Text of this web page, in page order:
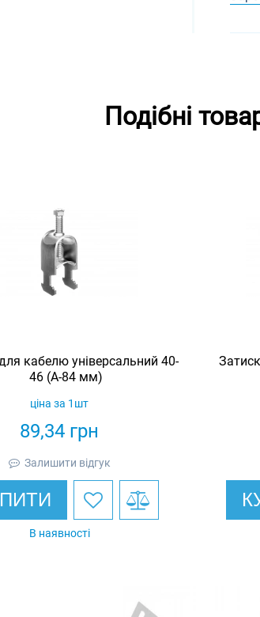
Подібні
кабелю універсальний 40-
46 (А-84 мм)
89,34 грн
ціна за 1шт
Залишити відгук
В наявності